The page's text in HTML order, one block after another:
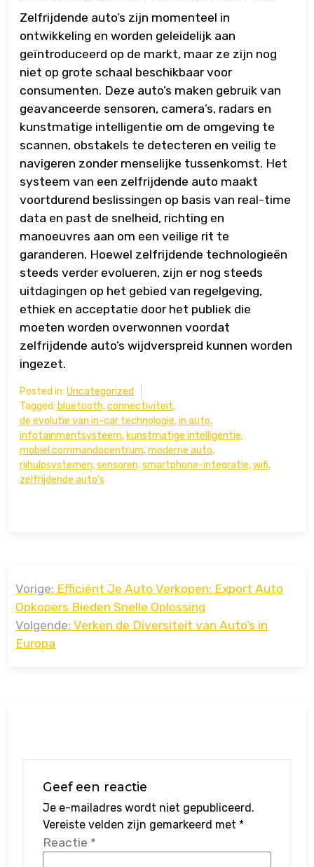
Zelfrijdende auto’s zijn momenteel in
ontwikkeling en worden geleidelijk aan
geïntroduceerd op de markt, maar ze zijn nog
niet op grote schaal beschikbaar voor
consumenten. Deze auto’s maken gebruik van
geavanceerde sensoren, camera’s, radars en
kunstmatige intelligentie om de omgeving te
scannen, obstakels te detecteren en veilig te
navigeren zonder menselijke tussenkomst. Het
systeem van een zelfrijdende auto maakt
voortdurend beslissingen op basis van real-time
data en past de snelheid, richting en
manoeuvres aan om een veilige rit te
garanderen. Hoewel zelfrijdende technologieën
steeds verder evolueren, zijn er nog steeds
uitdagingen op het gebied van regelgeving,
ethiek en acceptatie door het publiek die
moeten worden overwonnen voordat
zelfrijdende auto’s wijdverspreid kunnen worden
ingezet.
Posted in: Uncategorized
Tagged: bluetooth,connectiviteit,
de evolutie van in-car technologie,in auto,
infotainmentsysteem, kunstmatige intelligentie,
mobiel commandocentrum,moderne auto,
rijhulpsystemen,sensoren,smartphone-integratie,wifi,
zelfrijdende auto's
navigatie
Vorige: Efficiënt Je Auto Verkopen: Export Auto
Opkopers Bieden Snelle Oplossing
Volgende: Verken de Diversiteit van Auto’s in
Europa
Geef een reactie
Je e-mailadres wordt niet gepubliceerd.
Vereiste velden zijn gemarkeerd met *
Reactie *